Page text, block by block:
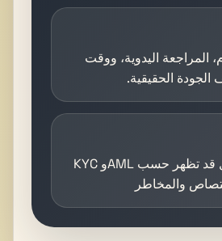
المراجعة اليدوية، ووقت
الحقيقية.
KYC وAML ومصدر الأموال قد تظهر حسب